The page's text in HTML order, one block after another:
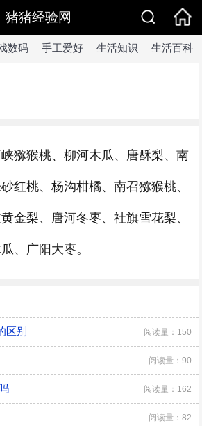
猪猪经验网
数码 手工爱好 生活知识 生活百科
猕猴桃、柳河木瓜、唐酥梨、南
红桃、杨沟柑橘、南召猕猴桃、
金梨、唐河冬枣、社旗雪花梨、
、广阳大枣。
区别 阅读量：150
阅读量：90
阅读量：162
阅读量：82